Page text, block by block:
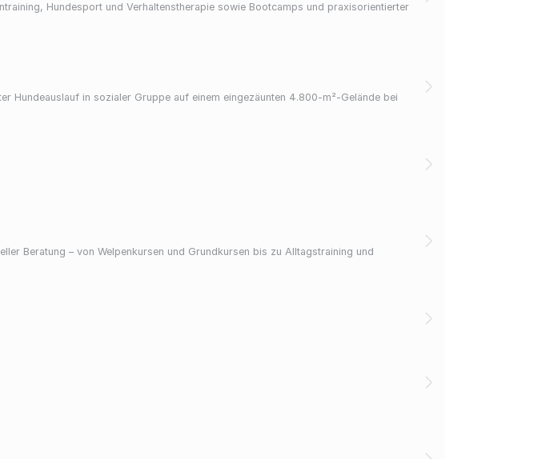
Hundesport und Verhaltenstherapie sowie Bootcamps und praxisorientierter
Hundeauslauf in sozialer Gruppe auf einem eingezäunten 4.800‑m²‑Gelände bei
Beratung – von Welpenkursen und Grundkursen bis zu Alltagstraining und